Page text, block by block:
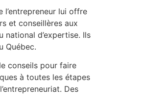
lui offre
et conseillères aux
d’expertise. Ils
Québec.
conseils pour faire
à toutes les étapes
Des